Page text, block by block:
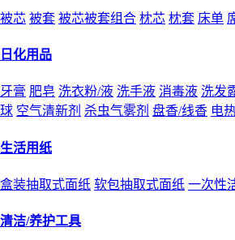
被芯 被套 被芯被套组合 枕芯 枕套 床单
日化用品
牙膏 肥皂 洗衣粉/液 洗手液 消毒液 洗发
球 空气清新剂 杀虫气雾剂 盘香/线香 电
生活用纸
盒装抽取式面纸 软包抽取式面纸 一次性
清洁/养护工具